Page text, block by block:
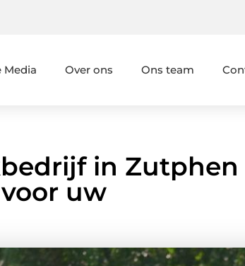
Media Over ons Ons team
in Zutphen
uw